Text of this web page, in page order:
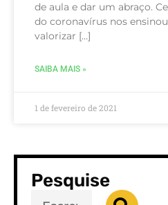
de aula e dar um abraço.
do coronavírus nos
valorizar […]
SAIBA MAIS »
1 de fevereiro de 2021
Pesquise